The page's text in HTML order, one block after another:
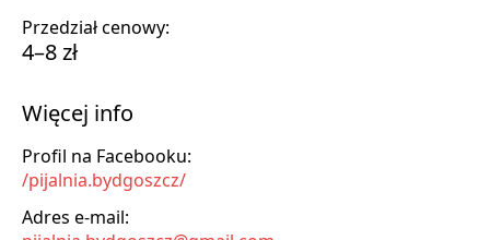
Przedział cenowy:
4–8 zł
Więcej info
Profil na Facebooku:
/pijalnia.bydgoszcz/
Adres e-mail: